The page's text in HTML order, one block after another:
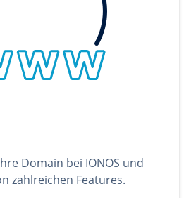
Domain bei IONOS und
zahlreichen Features.